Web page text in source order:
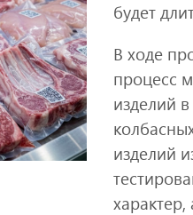
будет
В ходе
процесс
изделий
изделий